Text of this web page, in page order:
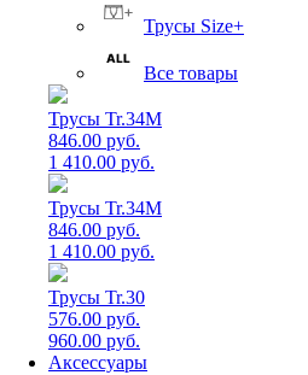
Трусы Size+
Все товары
Трусы Tr.34M
846.00 руб.
1 410.00 руб.
Трусы Tr.34M
846.00 руб.
1 410.00 руб.
Трусы Tr.30
576.00 руб.
960.00 руб.
Аксессуары